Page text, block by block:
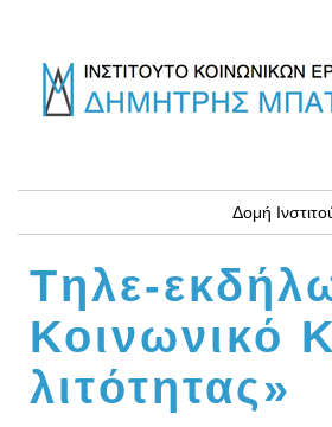
Δομή
Tηλε-
Κοινωνικό
λιτότητας»